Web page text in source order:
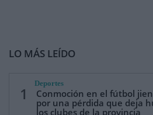
LO MÁS LEÍDO
1
Deportes
Conmoción en el fútbol
por una pérdida que deja
los clubes de la provincia